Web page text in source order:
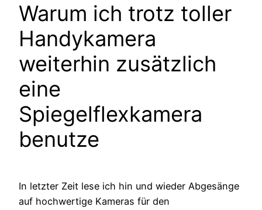
Warum ich trotz toller
Handykamera
weiterhin zusätzlich
eine
Spiegelflexkamera
benutze
In letzter Zeit lese ich hin und wieder Abgesänge
auf hochwertige Kameras für den